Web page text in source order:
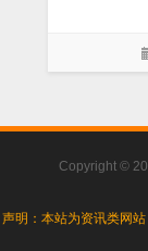
Copyright ©
声明：本站为资讯类网